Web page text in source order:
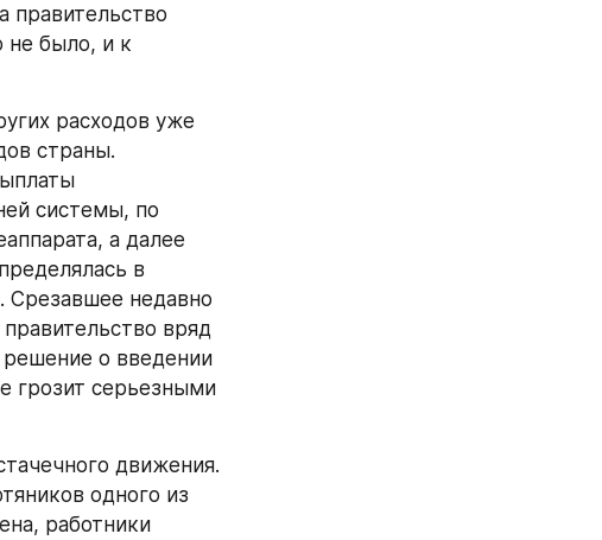
правительство
не было, и к
расходов уже
страны.
системы, по
а далее
в
Срезавшее недавно
вряд
о введении
грозит серьезными
движения.
одного из
работники